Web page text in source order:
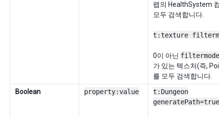
팹의 HealthSystem
모두 검색합니다.
t:texture
0이 아닌 filtermode
가 있는 텍스처(즉,
를 모두 검색합니다.
Boolean
property:value
t:Dungeon
generatePath=true